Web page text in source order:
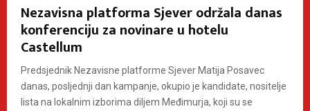
Nezavisna platforma Sjever održala danas
konferenciju za novinare u hotelu
Castellum
Predsjednik Nezavisne platforme Sjever Matija Posavec
danas, posljednji dan kampanje, okupio je kandidate, nositelje
lista na lokalnim izborima diljem Međimurja, koji su se